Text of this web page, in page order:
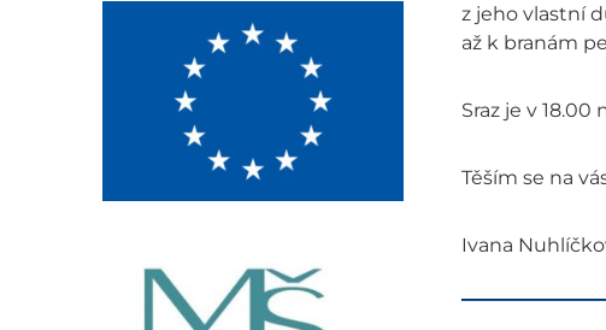
z jeho vlastní
až k branám
Sraz je v 18.00
Těším se na
Ivana